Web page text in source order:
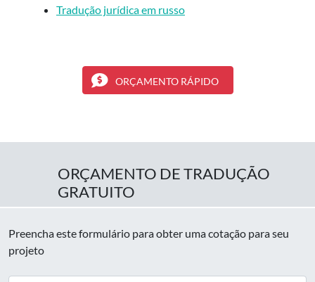
Tradução jurídica em russo
ORÇAMENTO RÁPIDO
ORÇAMENTO DE TRADUÇÃO
GRATUITO
Preencha este formulário para obter uma cotação para seu
projeto